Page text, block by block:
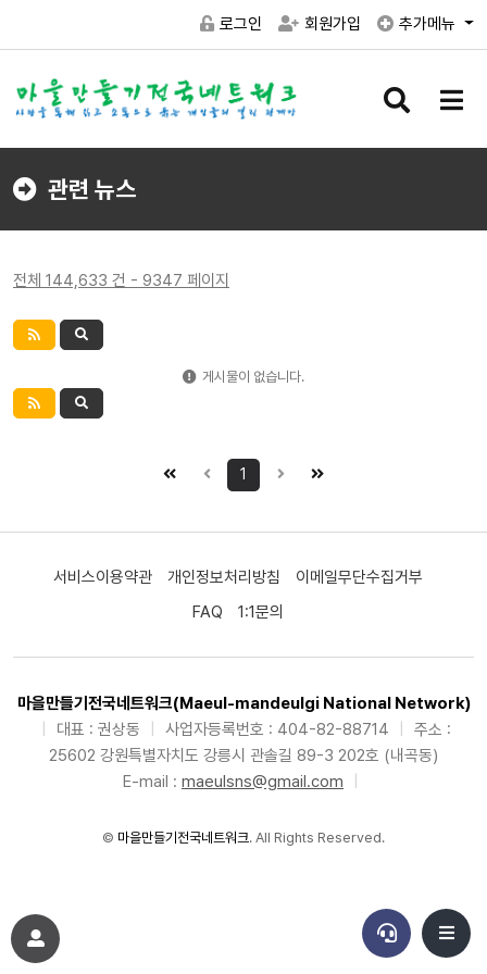
로그인 회원가입 추가메뉴
검
버
메
버
관련 뉴스
전체 144,633 건 - 9347 페이지
게시물이 없습니다.
1
서비스이용약관 개인정보처리방침
이메일무단수집거부
FAQ
1:1문의
마을만들기전국네트워크(Maeul-mandeulgi National Network)
대표 : 권상동 사업자등록번호 : 404-82-88714
주소 :
25602 강원특별자치도 강릉시 관솔길 89-3 202호 (내곡동)
E-mail : maeulsns@gmail.com
© 마을만들기전국네트워크. All Rights Reserved.